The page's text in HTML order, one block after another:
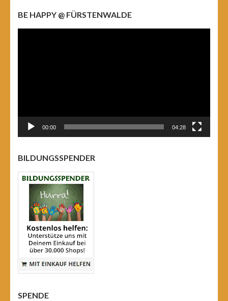
BE HAPPY @ FÜRSTENWALDE
00:00 04:28
BILDUNGSSPENDER
SPENDE